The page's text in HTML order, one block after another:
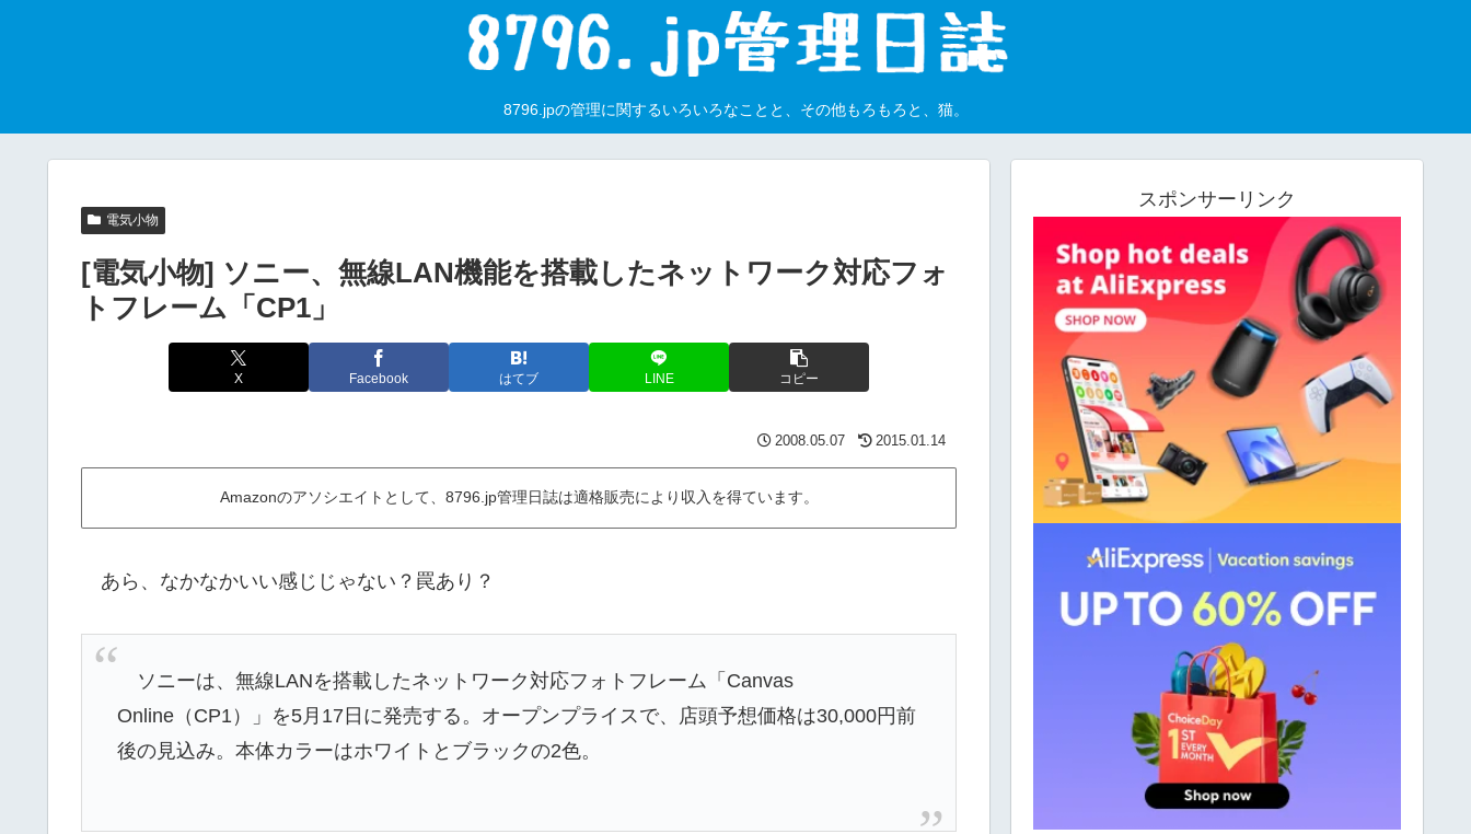
8796.jpの管理に関するいろいろなことと、その他もろもろと、猫。
電気小物
[電気小物] ソニー、無線LAN機能を搭載したネットワーク対応フォ
トフレーム「CP1」
X Facebook はてブ LINE コピー
2008.05.07 2015.01.14
Amazonのアソシエイトとして、8796.jp管理日誌は適格販売により収入を得ています。
あら、なかなかいい感じじゃない？罠あり？
ソニーは、無線LANを搭載したネットワーク対応フォトフレーム「Canvas
Online（CP1）」を5月17日に発売する。オープンプライスで、店頭予想価格は30,000円前
後の見込み。本体カラーはホワイトとブラックの2色。
スポンサーリンク